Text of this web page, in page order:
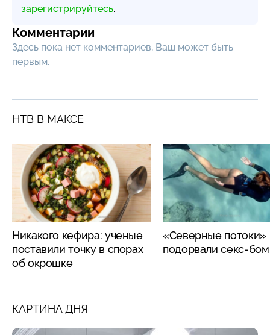
зарегистрируйтесь.
Комментарии
Здесь пока нет комментариев, Ваш может быть
первым.
НТВ В МАКСЕ
Никакого кефира: ученые
поставили точку в спорах
об окрошке
«Северные потоки»
подорвали секс-
КАРТИНА ДНЯ